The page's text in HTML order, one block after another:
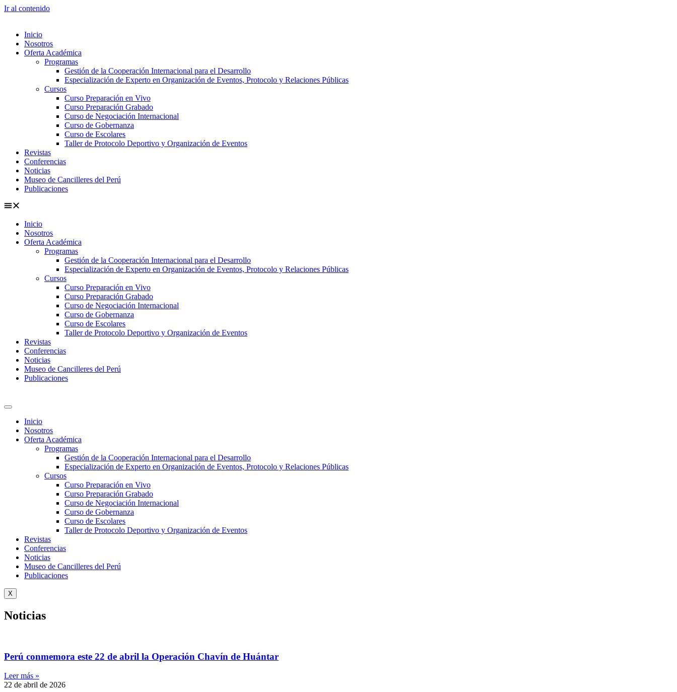
Ir al contenido
Inicio
Nosotros
Oferta Académica
Programas
Gestión de la Cooperación Internacional para el Desarrollo
Especialización de Experto en Organización de Eventos, Protocolo y Relaciones Públicas
Cursos
Curso Preparación en Vivo
Curso Preparación Grabado
Curso de Negociación Internacional
Curso de Gobernanza
Curso de Escolares
Taller de Protocolo Deportivo y Organización de Eventos
Revistas
Conferencias
Noticias
Museo de Cancilleres del Perú
Publicaciones
Inicio
Nosotros
Oferta Académica
Programas
Gestión de la Cooperación Internacional para el Desarrollo
Especialización de Experto en Organización de Eventos, Protocolo y Relaciones Públicas
Cursos
Curso Preparación en Vivo
Curso Preparación Grabado
Curso de Negociación Internacional
Curso de Gobernanza
Curso de Escolares
Taller de Protocolo Deportivo y Organización de Eventos
Revistas
Conferencias
Noticias
Museo de Cancilleres del Perú
Publicaciones
Inicio
Nosotros
Oferta Académica
Programas
Gestión de la Cooperación Internacional para el Desarrollo
Especialización de Experto en Organización de Eventos, Protocolo y Relaciones Públicas
Cursos
Curso Preparación en Vivo
Curso Preparación Grabado
Curso de Negociación Internacional
Curso de Gobernanza
Curso de Escolares
Taller de Protocolo Deportivo y Organización de Eventos
Revistas
Conferencias
Noticias
Museo de Cancilleres del Perú
Publicaciones
X
Noticias
Perú conmemora este 22 de abril la Operación Chavín de Huántar
Leer más »
22 de abril de 2026